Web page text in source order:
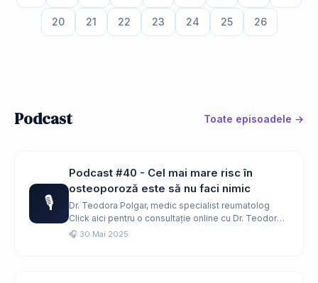
20 21 22 23 24 25 26
Podcast Toate episoadele →
🎙️
Podcast #40 - Cel mai mare risc în
osteoporoză este să nu faci nimic
Dr. Teodora Polgar, medic specialist reumatolog
Click aici pentru o consultație online cu Dr. Teodora
Polgar. …
🎧 30 Mai 2025